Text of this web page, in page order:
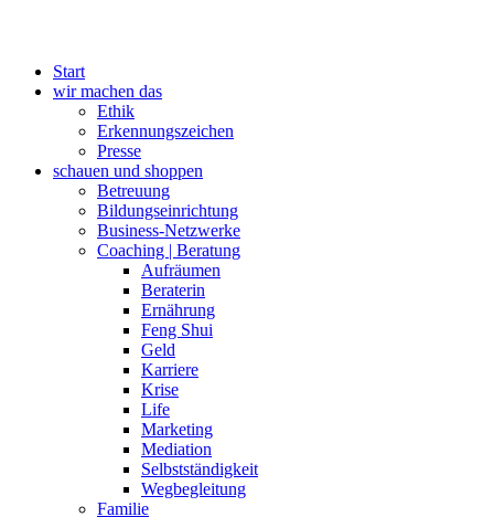
Start
wir machen das
Ethik
Erkennungszeichen
Presse
schauen und shoppen
Betreuung
Bildungseinrichtung
Business-Netzwerke
Coaching | Beratung
Aufräumen
Beraterin
Ernährung
Feng Shui
Geld
Karriere
Krise
Life
Marketing
Mediation
Selbstständigkeit
Wegbegleitung
Familie